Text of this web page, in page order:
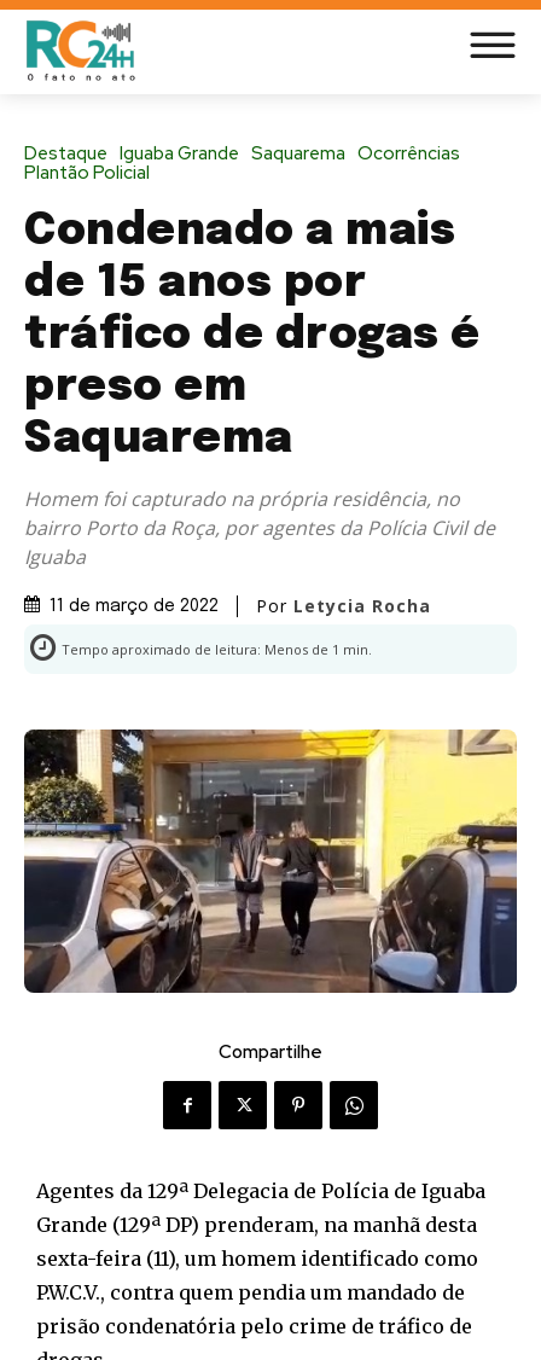
Destaque Iguaba Grande Saquarema Ocorrências
Plantão Policial
Condenado a mais
de 15 anos por
tráfico de drogas é
preso em
Saquarema
Homem foi capturado na própria residência, no
bairro Porto da Roça, por agentes da Polícia Civil de
Iguaba
11 de março de 2022 Por Letycia Rocha
Tempo aproximado de leitura: Menos de 1 min.
Compartilhe
Agentes da 129ª Delegacia de Polícia de Iguaba
Grande (129ª DP) prenderam, na manhã desta
sexta-feira (11), um homem identificado como
P.W.C.V., contra quem pendia um mandado de
prisão condenatória pelo crime de tráfico de